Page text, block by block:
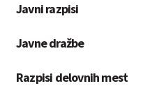
Javni razpisi
Javne dražbe
Razpisi delovnih mest